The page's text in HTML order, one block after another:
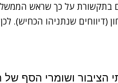
בתקשורת על כך שראש
(דיווחים שנתניהו הכחיש).
ושומרי הסף של